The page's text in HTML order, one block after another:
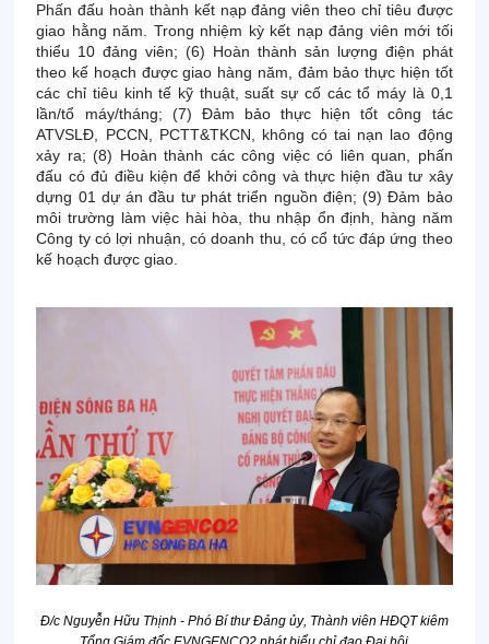
Phấn đấu hoàn thành kết nạp đảng viên theo chỉ tiêu được
giao hằng năm. Trong nhiệm kỳ kết nạp đảng viên mới tối
thiểu 10 đảng viên; (6) Hoàn thành sản lượng điện phát
theo kế hoạch được giao hàng năm, đảm bảo thực hiện tốt
các chỉ tiêu kinh tế kỹ thuật, suất sự cố các tổ máy là 0,1
lần/tổ máy/tháng; (7) Đảm bảo thực hiện tốt công tác
ATVSLĐ, PCCN, PCTT&TKCN, không có tai nạn lao động
xảy ra; (8) Hoàn thành các công việc có liên quan, phấn
đấu có đủ điều kiện để khởi công và thực hiện đầu tư xây
dựng 01 dự án đầu tư phát triển nguồn điện; (9) Đảm bảo
môi trường làm việc hài hòa, thu nhập ổn định, hàng năm
Công ty có lợi nhuận, có doanh thu, có cổ tức đáp ứng theo
kế hoạch được giao.
Đ/c Nguyễn Hữu Thịnh - Phó Bí thư Đảng ủy, Thành viên HĐQT kiêm